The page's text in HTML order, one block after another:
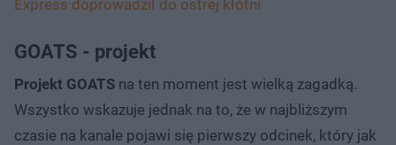
Express doprowadził do ostrej kłótni
GOATS - projekt
Projekt GOATS na ten moment jest wielką zagadką.
Wszystko wskazuje jednak na to, że w najbliższym
czasie na kanale pojawi się pierwszy odcinek, który jak